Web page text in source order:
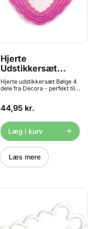
Hjerte
Udstikkersæt
Bølge - 4 dele,
Decora
Hjerte udstikkersæt Bølge 4
dele fra Decora - perfekt til
Indeholder 4 hjerte
4cm, 5cm, 6cm og 8cm -
alle udstikkere har en højde
på 2,2cm. Materiale: Plast
Tåler opvaskemaskine.
44,95 kr.
Læg i kurv
Læs mere